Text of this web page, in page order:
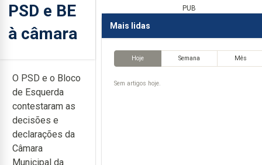
PSD e BE
à câmara
O PSD e o Bloco
de Esquerda
contestaram as
decisões e
declarações da
Câmara
Municipal da
PUB
Mais lidas
Hoje Semana Mês
Sem artigos hoje.